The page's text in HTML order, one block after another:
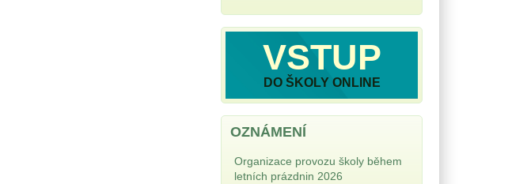
VSTUP
DO ŠKOLY ONLINE
OZNÁMENÍ
Organizace provozu školy během
letních prázdnin 2026